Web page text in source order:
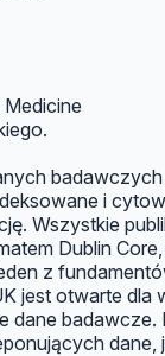
i
Wszystkie
Dublin
z
jest otwarte dla
dane badawcze.
dane,